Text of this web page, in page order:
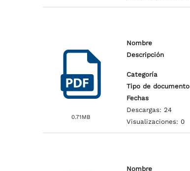
0.71MB
Nombre
Descripción
Categoría
Tipo de documento
Fechas
Descargas: 24
Visualizaciones: 0
Nombre